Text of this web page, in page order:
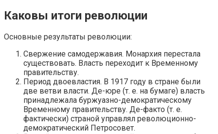
Каковы итоги революции
Основные результаты революции:
Свержение самодержавия. Монархия перестала
существовать. Власть переходит к Временному
правительству.
Период двоевластия. В 1917 году в стране были
две ветви власти. Де-юре (т. е. на бумаге) власть
принадлежала буржуазно-демократическому
Временному правительству. Де-факто (т. е.
фактически) страной управлял революционно-
демократический Петросовет.